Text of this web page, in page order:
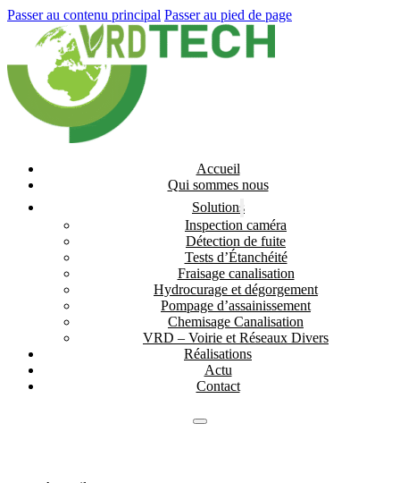
Passer au contenu principal Passer au pied de page
Accueil
Qui sommes nous
Solutions
Inspection caméra
Détection de fuite
Tests d’Étanchéité
Fraisage canalisation
Hydrocurage et dégorgement
Pompage d’assainissement
Chemisage Canalisation
VRD – Voirie et Réseaux Divers
Réalisations
Actu
Contact